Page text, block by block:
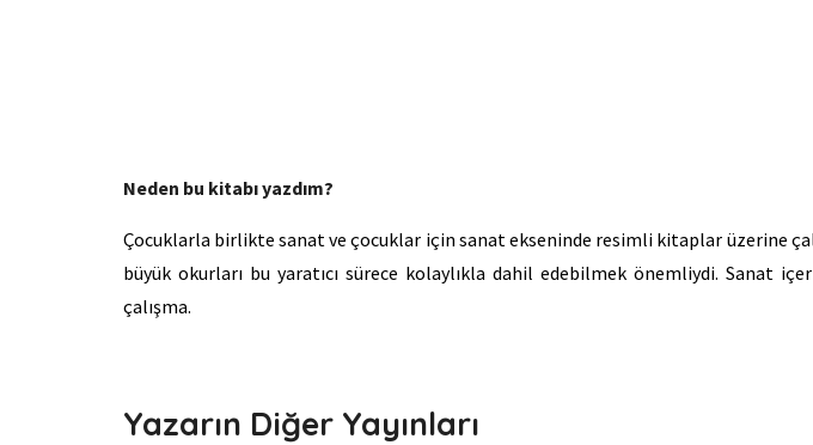
Neden bu kitabı yazdım?
Çocuklarla birlikte sanat ve çocuklar için sanat ekseninde resimli kitaplar üzerine
büyük okurları bu yaratıcı sürece kolaylıkla dahil edebilmek önemliydi. Sanat
çalışma.
Yazarın Diğer Yayınları